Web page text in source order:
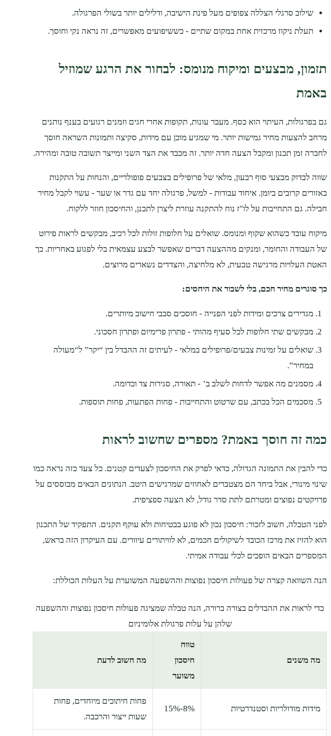
שילוב סרגלי הצללה צפופים מעל פינת הישיבה, ודלילים יותר בשולי הפרגולה.
תעלת ניקוז מרכזית אחת במקום שתיים - כששיפועים מאפשרים, זה נראה נקי וחוסך.
תזמון, מבצעים ומיקוח מנומס: לבחור את הרגע שמוזיל
באמת
גם בפרגולות, העיתוי הוא כסף. מעבר עונות, תקופות אחרי חגים וזמנים רגועים בענף נותנים
מרחב להצעות מחיר גמישות יותר. מי שמגיע מוכן עם מידות, סקיצה ותמונות השראה חוסך
לחברה זמן תכנון ומקבל הצעה חדה יותר. זה מכבד את הצד השני ומייצר תשובה טובה ומהירה.
שווה לבדוק מבצעי סוף רבעון, מלאי של פרופילים בצבעים פופולריים, והנחות על התקנות
באזורים קרובים ביומן. איחוד עבודות - למשל, פרגולה יחד עם גדר או שער - עשוי לקבל מחיר
חבילה. גם התחייבות על לו"ז נוח להתקנה עוזרת ליצרן לתכנן, והחיסכון חוזר ללקוח.
מיקוח עובד כשהוא שקוף ומנומס. שואלים על חלופות זולות לכל רכיב, מבקשים לראות פירוט
של העבודה והחומר, ומנקים מההצעה דברים שאפשר לבצע עצמאית בלי לפגוע באחריות. כך
האטת העלויות מרגישה טבעית, לא מלחיצה, והצדדים נשארים מרוצים.
כך סוגרים מחיר חכם, בלי לשבור את היחסים:
מגדירים צרכים ומידות לפני הפנייה - חוסכים סבבי חישוב מיותרים.
מבקשים שתי חלופות לכל סעיף מהותי - פתרון פרימיום ופתרון חסכוני.
שואלים על זמינות צבעים/פרופילים במלאי - לעיתים זה ההבדל בין “יקר” ל“מעולה
במחיר”.
מסמנים מה אפשר לדחות לשלב ב’ - תאורה, סגירות צד וכדומה.
מסכמים הכל בכתב, עם שרטוט והתחייבות - פחות הפתעות, פחות תוספות.
כמה זה חוסך באמת? מספרים שחשוב לראות
כדי להבין את התמונה הגדולה, כדאי לפרק את החיסכון לצעדים קטנים. כל צעד כזה נראה כמו
שינוי מינורי, אבל ביחד הם מצטברים לאחוזים שמרגישים היטב. הנתונים הבאים מבוססים על
פרויקטים נפוצים ומטרתם לתת סדר גודל, לא הצעה ספציפית.
לפני הטבלה, חשוב לזכור: חיסכון נכון לא פוגע בבטיחות ולא עוקף תקנים. התפקיד של התכנון
הוא להזיז את מרכז הכובד לשיקולים חכמים, לא לוויתורים עיוורים. עם העיקרון הזה בראש,
המספרים הבאים הופכים לכלי עבודה אמיתי.
הנה השוואה קצרה של פעולות חיסכון נפוצות וההשפעה המשוערת על העלות הכוללת:
כדי לראות את ההבדלים בצורה ברורה, הנה טבלה שמציגה פעולות חיסכון נפוצות וההשפעה
שלהן על עלות פרגולת אלומיניום
מה משנים
טווח
חיסכון
משוער
מה חשוב לדעת
מידות מודולריות וסטנדרטיות 8%-15%
פחות חיתוכים מיוחדים, פחות
שעות ייצור והרכבה.